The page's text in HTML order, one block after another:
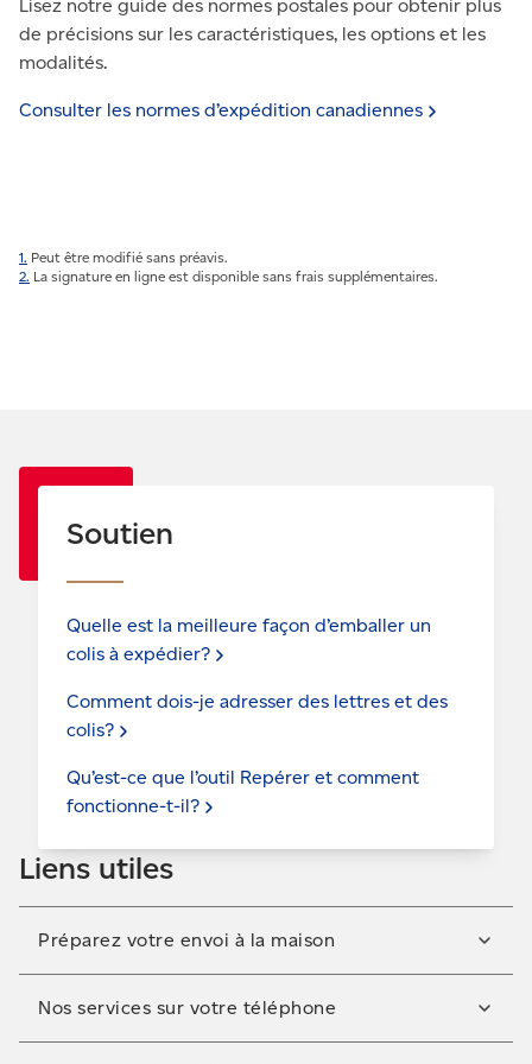
Lisez notre guide des normes postales pour obtenir plus
de précisions sur les caractéristiques, les options et les
modalités.
Consulter les normes d’expédition canadiennes
1. Peut être modifié sans préavis.
2. La signature en ligne est disponible sans frais supplémentaires.
Soutien
Quelle est la meilleure façon d’emballer un
colis à expédier?
Comment dois-je adresser des lettres et des
colis?
Qu’est-ce que l’outil Repérer et comment
fonctionne-t-il?
Liens utiles
Préparez votre envoi à la maison
Imprimez des étiquettes et préparez votre envoi à la
maison avant de le déposer au bureau de poste. Pour
Nos services sur votre téléphone